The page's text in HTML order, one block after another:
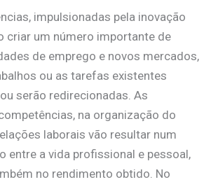
impulsionadas pela inovação
criar um número importante de
de emprego e novos mercados,
ou as tarefas existentes
serão redirecionadas. As
na organização do
laborais vão resultar num
entre a vida profissional e pessoal,
no rendimento obtido. No